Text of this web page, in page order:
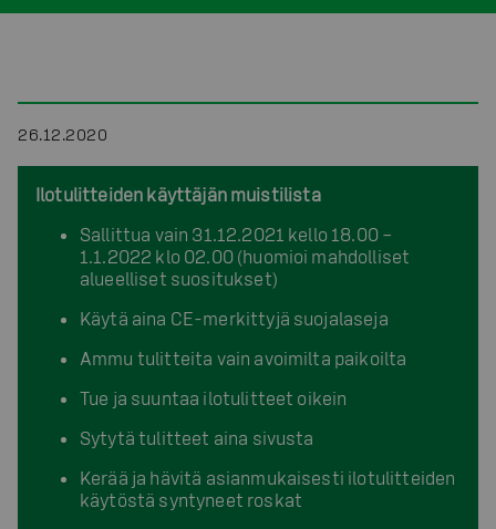
26.12.2020
Ilotulitteiden käyttäjän muistilista
Sallittua vain 31.12.2021 kello 18.00 –
1.1.2022 klo 02.00 (huomioi mahdolliset
alueelliset suositukset)
Käytä aina CE-merkittyjä suojalaseja
Ammu tulitteita vain avoimilta paikoilta
Tue ja suuntaa ilotulitteet oikein
Sytytä tulitteet aina sivusta
Kerää ja hävitä asianmukaisesti ilotulitteiden
käytöstä syntyneet roskat